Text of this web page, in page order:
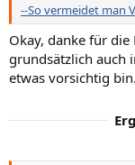
--So vermeidet man
Okay, danke für
grundsätzlich auch
etwas vorsichtig